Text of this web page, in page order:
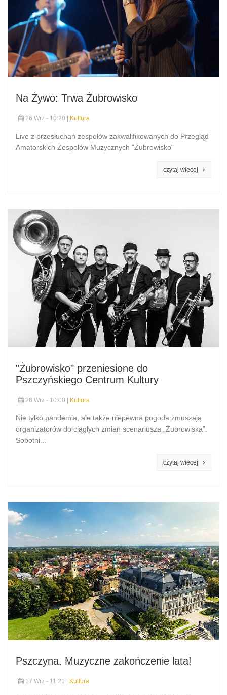
Na Żywo: Trwa Żubrowisko
26 Wrz - 10:20 | Kultura
Live z przesłuchań zespołów zakwalifikowanych do Przegląd
Amatorskich Zespołów Muzycznych "Żubrowisko"
"Żubrowisko" przeniesione do
Pszczyńskiego Centrum Kultury
26 Wrz - 10:00 | Kultura
Nie tylko pandemia, ale także niepewna pogoda zmuszają
organizatorów do ciągłych zmian scenariusza „Żubrowiska”.
Sobotni...
Pszczyna. Muzyczne zakończenie lata!
17 Wrz - 11:21 | Kultura